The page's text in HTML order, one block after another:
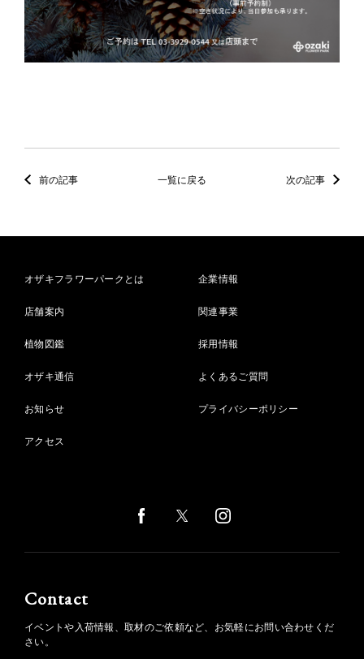
前の記事 一覧に戻る 次の記事
オザキフラワーパークとは
店舗案内
植物図鑑
オザキ通信
お知らせ
アクセス
企業情報
関連事業
採用情報
よくあるご質問
プライバシーポリシー
Contact
イベントや入荷情報、取材のご依頼など、お気軽にお問い合わせくだ
さい。